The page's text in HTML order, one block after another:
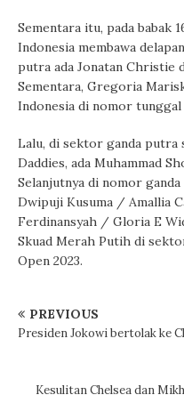
Sementara itu, pada babak
Indonesia membawa
putra ada Jonatan Christie
Sementara, Gregoria
Indonesia di nomor
Lalu, di sektor ganda putra
Daddies, ada Muhammad
Selanjutnya di nomor
Dwipuji Kusuma / Amallia
Ferdinansyah / Gloria E
Skuad Merah Putih di
Open 2023.
PREVIOUS
Presiden Jokowi bertolak ke
Kesulitan Chelsea dan